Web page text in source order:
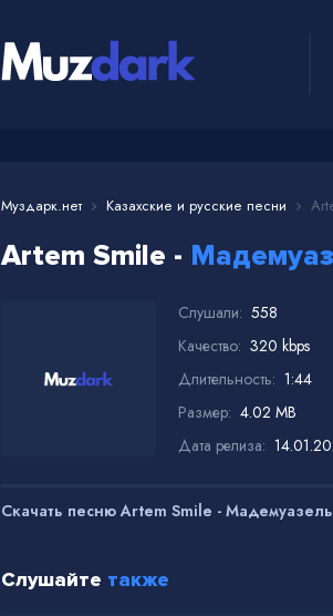
Муздарк.нет Казахские и русские песни
Artem Smile -
Слушали: 558
Качество: 320 kbps
Длительность: 1:44
Размер: 4.02 MB
Дата релиза:
Скачать песню Artem Smile -
Слушайте также